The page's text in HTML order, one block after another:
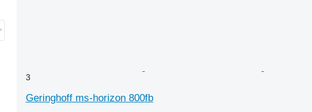
3
Geringhoff ms-horizon 800fb